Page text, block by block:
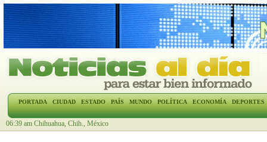
PORTADA CIUDAD ESTADO PAÍS MUNDO POLÍTICA ECONOMÍA DEPORTES
06:39 am Chihuahua, Chih., México